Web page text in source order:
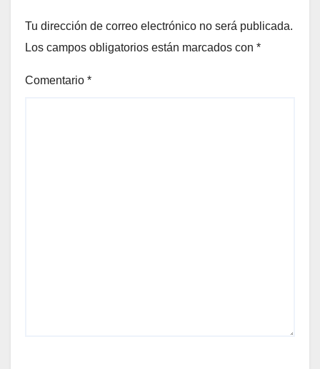
Tu dirección de correo electrónico no será publicada.
Los campos obligatorios están marcados con *
Comentario *